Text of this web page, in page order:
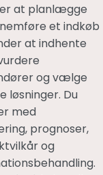
at planlægge
et indkøb
at indhente
og vælge
løsninger. Du
med
prognoser,
og